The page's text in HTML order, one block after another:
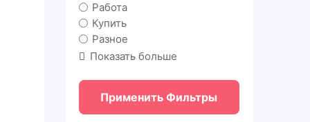
Работа
Купить
Разное
Показать больше
Применить Фильтры